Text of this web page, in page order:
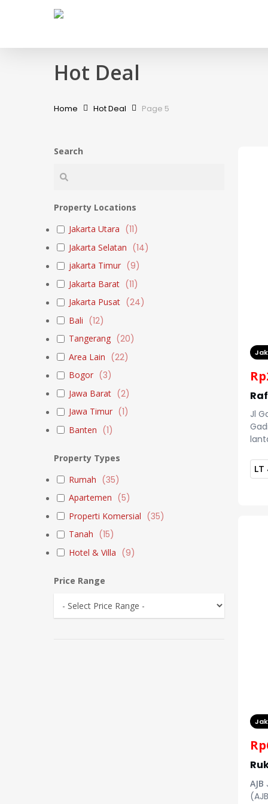
Hit enter to search or ESC to close
Hot Deal
Home Hot Deal Page 5
Search
Property Locations
Jakarta Utara (11)
Jakarta Selatan (14)
jakarta Timur (9)
Jakarta Barat (11)
Jakarta Pusat (24)
Bali (12)
Tangerang (20)
Area Lain (22)
Bogor (3)
Jawa Barat (2)
Jawa Timur (1)
Banten (1)
Property Types
Rumah (35)
Apartemen (5)
Properti Komersial (35)
Tanah (15)
Hotel & Villa (9)
Price Range
Rp
Jl
LT
Rp
AJB